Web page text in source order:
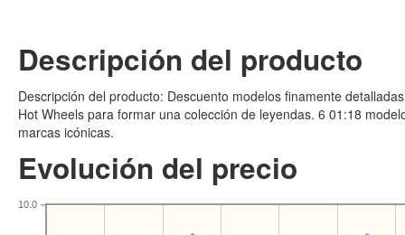
Descripción del producto
Descripción del producto: Descuento modelos finamente
Hot Wheels para formar una colección de leyendas. 6 01:18
marcas icónicas.
Evolución del precio
10.0